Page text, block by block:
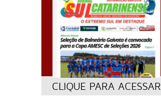
CLIQUE PARA ACESSAR